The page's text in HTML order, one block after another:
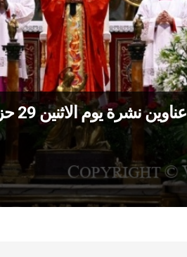
عناوين نشرة يوم الاثنين 29 حزيران 2026: عيد مار بطرس وبولس